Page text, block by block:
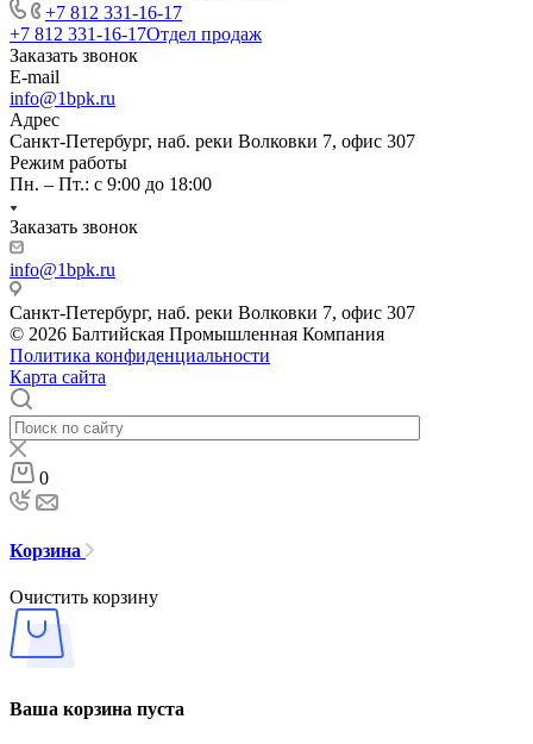
+7 812 331-16-17
+7 812 331-16-17Отдел продаж
Заказать звонок
E-mail
info@1bpk.ru
Адрес
Санкт-Петербург, наб. реки Волковки 7, офис 307
Режим работы
Пн. – Пт.: с 9:00 до 18:00
Заказать звонок
info@1bpk.ru
Санкт-Петербург, наб. реки Волковки 7, офис 307
© 2026 Балтийская Промышленная Компания
Политика конфиденциальности
Карта сайта
0
Корзина
Очистить корзину
Ваша корзина пуста